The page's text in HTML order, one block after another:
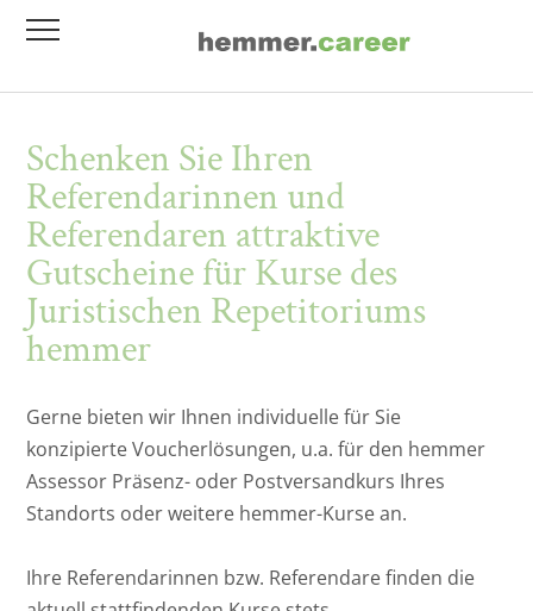
Schenken Sie Ihren
Referendarinnen und
Referendaren attraktive
Gutscheine für Kurse des
Juristischen Repetitoriums
hemmer
Gerne bieten wir Ihnen individuelle für Sie
konzipierte Voucherlösungen, u.a. für den hemmer
Assessor Präsenz- oder Postversandkurs Ihres
Standorts oder weitere hemmer-Kurse an.
Ihre Referendarinnen bzw. Referendare finden die
Stellenmarkt
Kanzlei- und Firmenprofile
Referendariat
Bewerberservice
Inhouse Schulungen
Mediaportfolio/Anzeigen
Networking Day
Personalvermittlung